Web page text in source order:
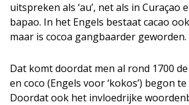
uitspreken als ‘au’, net als in Curaçao
bapao. In het Engels bestaat cacao
maar is cocoa gangbaarder geworden.
Dat komt doordat men al rond 1700
en coco (Engels voor ‘kokos’) begon
Doordat ook het invloedrijke